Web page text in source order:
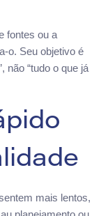
fontes ou a
o. Seu objetivo é
não “tudo o que já
mais lentos,